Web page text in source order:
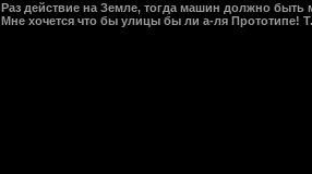
Раз действие на Земле, тогда машин должно быть
Мне хочется что бы улицы бы ли а-ля Прототипе!